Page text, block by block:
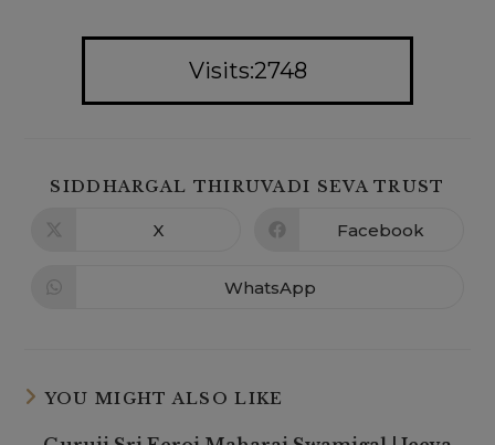
Visits:2748
SIDDHARGAL THIRUVADI SEVA TRUST
X Facebook
WhatsApp
YOU MIGHT ALSO LIKE